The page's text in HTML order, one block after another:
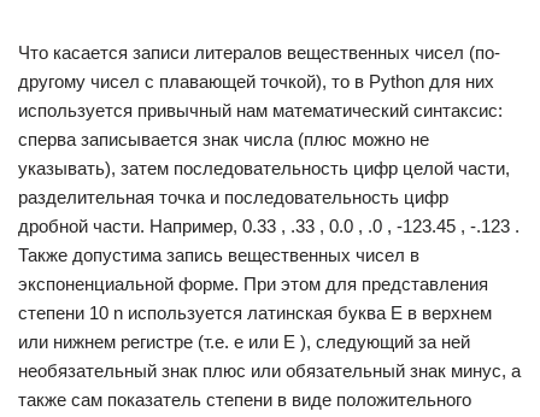
Что касается записи литералов вещественных чисел (по-
другому чисел с плавающей точкой), то в Python для них
используется привычный нам математический синтаксис:
сперва записывается знак числа (плюс можно не
указывать), затем последовательность цифр целой части,
разделительная точка и последовательность цифр
дробной части. Например, 0.33 , .33 , 0.0 , .0 , -123.45 , -.123 .
Также допустима запись вещественных чисел в
экспоненциальной форме. При этом для представления
степени 10 n используется латинская буква E в верхнем
или нижнем регистре (т.е. e или E ), следующий за ней
необязательный знак плюс или обязательный знак минус, а
также сам показатель степени в виде положительного